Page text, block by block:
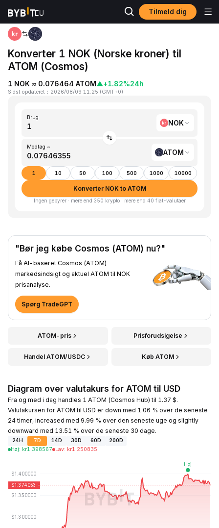
Tilmeld dig
Hjem NOK to ATOM
Konverter 1 NOK (Norske kroner) til
ATOM (Cosmos)
1 NOK ≈ 0.076464 ATOM▲+1.82%24h
Sidst opdateret ： 2026/08/09 11:25 (GMT+0)
Brug
NOK
Modtag ~
ATOM
1 10 50 100 500 1000 10000
Konverter NOK to ATOM
Ingen gebyrer · mere end 350 krypto · mere end 40 fiat-valutaer
"Bør jeg købe Cosmos (ATOM) nu?"
Få AI-baseret Cosmos (ATOM)
markedsindsigt og aktuel ATOM til NOK
prisanalyse.
Spørg TradeGPT
ATOM-pris Prisforudsigelse
Handel ATOM/USDC Køb ATOM
Diagram over valutakurs for ATOM til USD
Fra og med i dag handles 1 ATOM (Cosmos Hub) til 1.37 $.
Valutakursen for ATOM til USD er down med 1.06 % over de seneste
24 timer, increased med 9.99 % over den seneste uge og slightly
downward med 13.51 % over de seneste 30 dage.
24H 7D 14D 30D 60D
200D
Høj: kr1.398567 Lav: kr1.250835